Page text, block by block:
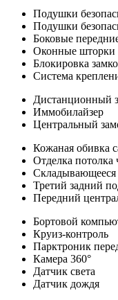
Подушки
Подушки
Боковые
Оконные шторки
Блокировка
Система
Дистанционный
Иммобилайзер
Центральный
Кожаная обивка
Отделка потолка
Складывающееся
Третий задний
Передний
Бортовой
Круиз-контроль
Парктроник
Камера 360°
Датчик света
Датчик дождя